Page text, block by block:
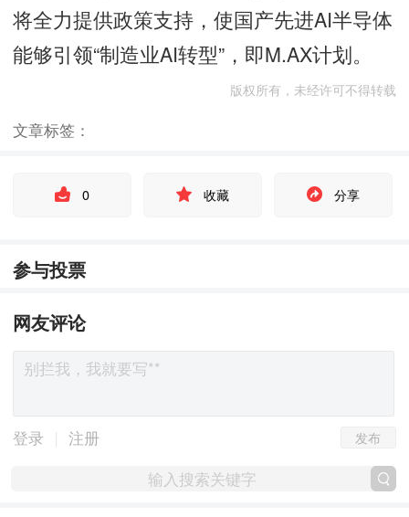
将全力提供政策支持，使国产先进AI半导体
能够引领“制造业AI转型”，即M.AX计划。
版权所有，未经许可不得转载
文章标签：
0 收藏 分享
参与投票
网友评论
登录 注册 发布